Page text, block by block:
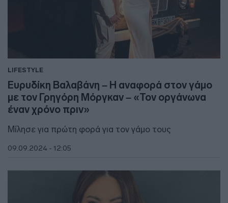
LIFESTYLE
Ευρυδίκη Βαλαβάνη – Η αναφορά στον γάμο
με τον Γρηγόρη Μόργκαν – «Τον οργάνωνα
έναν χρόνο πριν»
Μίλησε για πρώτη φορά για τον γάμο τους
09.09.2024 - 12:05